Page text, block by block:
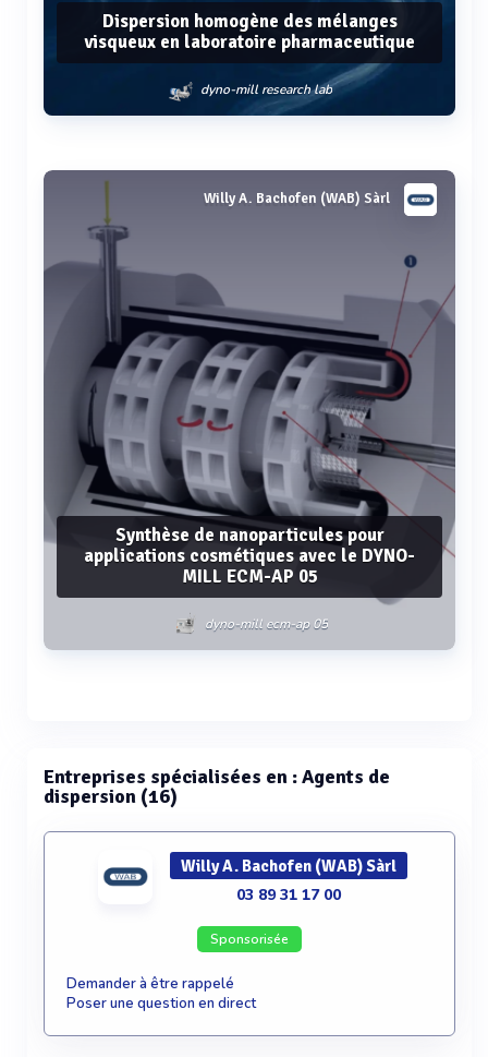
Dispersion homogène des mélanges
visqueux en laboratoire pharmaceutique
dyno-mill research lab
Voir plus
Willy A. Bachofen (WAB) Sàrl
Synthèse de nanoparticules pour
applications cosmétiques avec le DYNO-
MILL ECM-AP 05
dyno-mill ecm-ap 05
Entreprises spécialisées en : Agents de
dispersion (16)
Willy A. Bachofen (WAB) Sàrl
03 89 31 17 00
Sponsorisée
Demander à être rappelé
Poser une question en direct